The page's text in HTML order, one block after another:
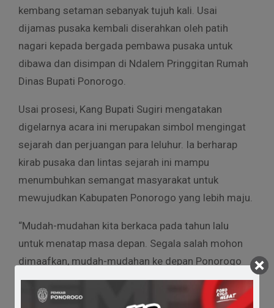
kembang setaman sebanyak tujuh kali. Usai
dijamas pusaka kembali diserahkan oleh patih
nagari kepada bergada pembawa pusaka untuk
dibawa dan disimpan di Ndalem Pringgitan Rumah
Dinas Bupati Ponorogo.
Usai prosesi, Kang Bupati Sugiri mengatakan
digelarnya acara ini merupakan simbol mengingat
sejarah dan perjuangan para leluhur. Ia berharap
kirab pusaka dan lintas sejarah ini mampu
menumbuhkan semangat masyarakat untuk
mewujudkan Kabupaten Ponorogo yang lebih maju.
“Mudah-mudahan kita berkaca pada tahun lalu
untuk menatap masa depan. Segala salah mohon
dimaafkan, mudah-mudahan ke depan Ponorogo
semakin hebat semakin rukun dan mengilhami,
meneladani apa yang disampaikan leluhur,” ujar